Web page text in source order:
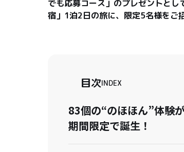
でも応募コース」のプレゼントと
目次INDEX
83個の“のほほん”体験
期間限定で誕生！